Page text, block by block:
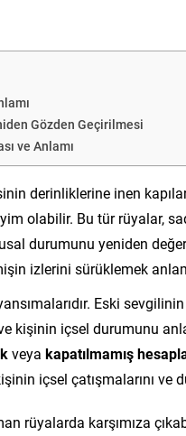
Gözden Geçirilmesi
ve Anlamı
derinliklerine inen
olabilir. Bu tür rüyalar,
durumunu yeniden
izlerini sürüklemek
Eski
kişinin içsel durumunu
veya kapatılmamış
içsel çatışmalarını ve
rüyalarda karşımıza